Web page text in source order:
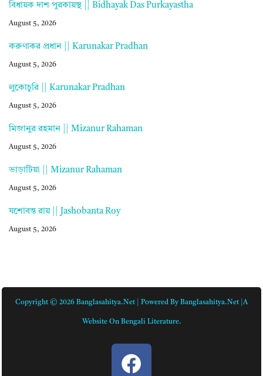
বিধায়ক দাশ পুরকায়স্থ || Bidhayak Das Purkayastha
August 5, 2026
করুণাকর প্রধান || Karunakar Pradhan
August 5, 2026
লুকোচুরি || Karunakar Pradhan
August 5, 2026
মিজানুর রহমান || Mizanur Rahaman
August 5, 2026
ভাড়াটিয়া || Mizanur Rahaman
August 5, 2026
যশোবন্ত রায় || Jashobanta Roy
August 5, 2026
Copyright © 2026 Banglasahitya.net | Powered By Banglasahitya.net |A
Website On Bengali Literature.